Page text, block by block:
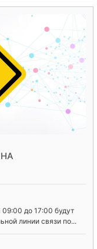
до 17:00 будут
линии связи по...